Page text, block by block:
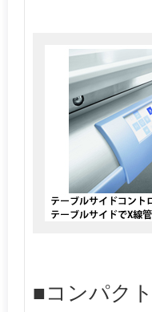
■コンパク